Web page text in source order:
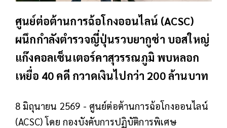
ศูนย์ต่อต้านการฉ้อโกงออนไลน์​ (ACSC)
ผนึกกำลังตำรวจญี่ปุ่นรวบยากูซ่า บอสใหญ่
แก๊งคอลเซ็นเตอร์คาสุวรรณภูมิ พบหลอก
เหยื่อ 40 คดี กวาดเงินไปกว่า 200 ล้านบาท
8 มิถุนายน 2569 - ศูนย์ต่อต้านการฉ้อโกงออนไลน์
(ACSC) โดย กองบังคับการปฏิบัติการพิเศษ